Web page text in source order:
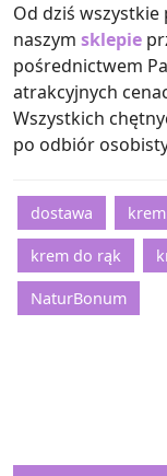
Od dziś
naszym sklepie
pośrednictwem
atrakcyjnych
Wszystkich
po odbiór
dostawa
krem do rąk
NaturBonum